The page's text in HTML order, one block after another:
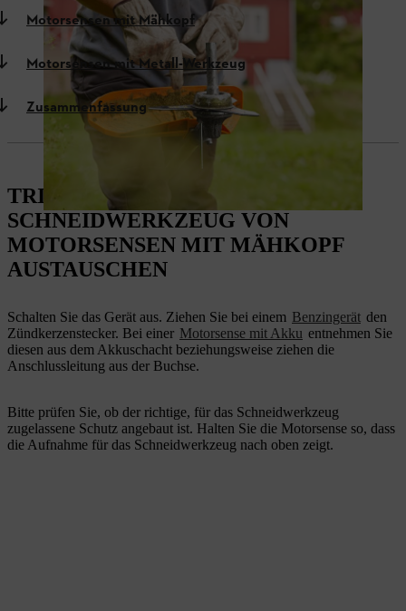
Motorsensen mit Mähkopf
Motorsensen mit Metall-Werkzeug
Zusammenfassung
TRIMMERFADEN WECHSELN:
SCHNEIDWERKZEUG VON
MOTORSENSEN MIT MÄHKOPF
AUSTAUSCHEN
Schalten Sie das Gerät aus. Ziehen Sie bei einem Benzingerät den
Zündkerzenstecker. Bei einer Motorsense mit Akku entnehmen Sie
diesen aus dem Akkuschacht beziehungsweise ziehen die
Anschlussleitung aus der Buchse.
Bitte prüfen Sie, ob der richtige, für das Schneidwerkzeug
zugelassene Schutz angebaut ist. Halten Sie die Motorsense so, dass
die Aufnahme für das Schneidwerkzeug nach oben zeigt.